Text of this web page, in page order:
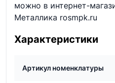
можно в интернет-
Металлика rosmpk.ru
Характеристики
Артикул номенклатуры